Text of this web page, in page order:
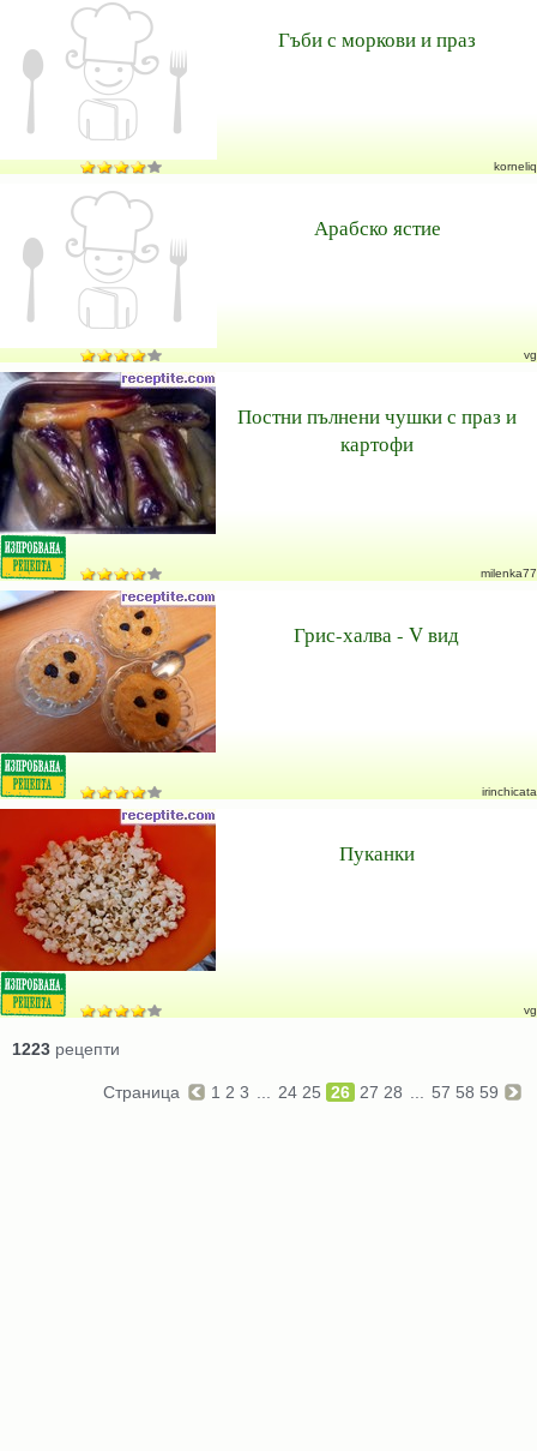
Гъби с моркови и праз
korneliq
Арабско ястие
vg
Постни пълнени чушки с праз и
картофи
milenka77
Грис-халва - V вид
irinchicata
Пуканки
vg
1223 рецепти
Страница 1 2 3 24 25 26 27 28 57 58 59